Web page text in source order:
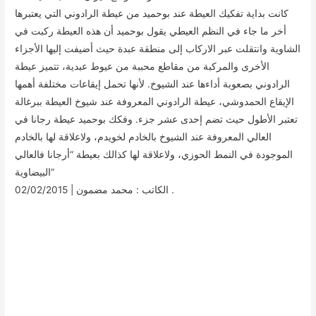
كانت بداية تفكيك العيطة عند بوحميد من عيطة الرادوني التي يعتبرها
أخر ما جاء في النظم العيطي يقول بوحميد أن هذه العيطة ركبت في
الشاوية وانتقلت عبر الاركاب إلى منطقة عبدة حيث أضيفت إليها الأجزاء
الأخرى والمركبة من مقاطع محببة من عيوط عبدية، تتميز عيطة
الرادوني بصعوبة أداءها عند الشيوخ. لأنها تحمل إيقاعات مختلفة أهمها
الإيقاع الحمدوشي، عيطة الرادوني المعروفة عند شيوخ العيطة ببرغالة
تعتبر الأطول حيث تضم إحدى عشر جزء. وفكك بوحميد عيطة رجانا في
العالي المعروفة عند الشيوخ بالخادم لخويدم، ولاعلاقة لها بالخادم
الموجودة في النمط الحوزي، ولاعلاقة لها كذالك بعيطة “أرجانا فالعالي
البيضاوية”
الكاتب : محمد مضمون | 02/02/2015 .